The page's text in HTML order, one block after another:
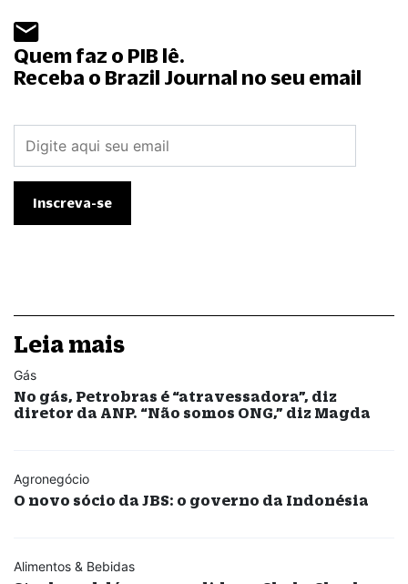
Quem faz o PIB lê.
Receba o Brazil Journal no seu email
Leia mais
Gás
No gás, Petrobras é “atravessadora”, diz
diretor da ANP. “Não somos ONG,” diz Magda
Agronegócio
O novo sócio da JBS: o governo da Indonésia
Alimentos & Bebidas